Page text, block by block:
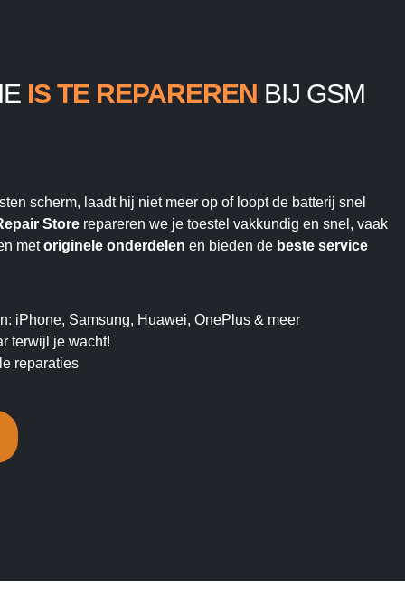
IS TE REPAREREN BIJ GSM
scherm, laadt hij niet meer op of loopt de batterij snel
Store repareren we je toestel vakkundig en snel, vaak
metoriginele onderdelen en bieden de beste service
iPhone, Samsung, Huawei, OnePlus & meer
terwijl je wacht!
reparaties